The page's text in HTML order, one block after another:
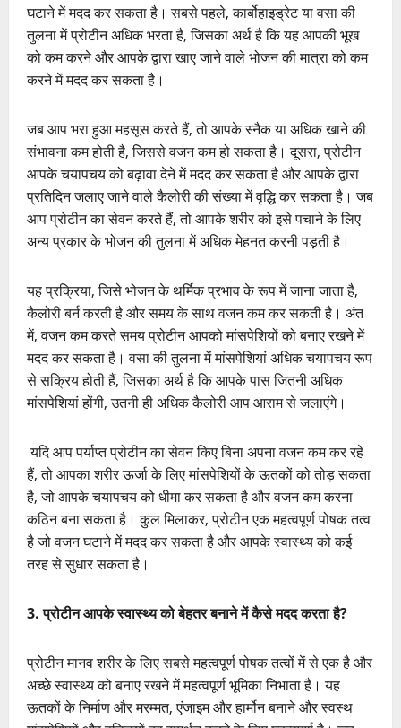
घटाने में मदद कर सकता है। सबसे पहले, कार्बोहाइड्रेट या वसा की
तुलना में प्रोटीन अधिक भरता है, जिसका अर्थ है कि यह आपकी भूख
को कम करने और आपके द्वारा खाए जाने वाले भोजन की मात्रा को कम
करने में मदद कर सकता है।
जब आप भरा हुआ महसूस करते हैं, तो आपके स्नैक या अधिक खाने की
संभावना कम होती है, जिससे वजन कम हो सकता है। दूसरा, प्रोटीन
आपके चयापचय को बढ़ावा देने में मदद कर सकता है और आपके द्वारा
प्रतिदिन जलाए जाने वाले कैलोरी की संख्या में वृद्धि कर सकता है। जब
आप प्रोटीन का सेवन करते हैं, तो आपके शरीर को इसे पचाने के लिए
अन्य प्रकार के भोजन की तुलना में अधिक मेहनत करनी पड़ती है।
यह प्रक्रिया, जिसे भोजन के थर्मिक प्रभाव के रूप में जाना जाता है,
कैलोरी बर्न करती है और समय के साथ वजन कम कर सकती है। अंत
में, वजन कम करते समय प्रोटीन आपको मांसपेशियों को बनाए रखने में
मदद कर सकता है। वसा की तुलना में मांसपेशियां अधिक चयापचय रूप
से सक्रिय होती हैं, जिसका अर्थ है कि आपके पास जितनी अधिक
मांसपेशियां होंगी, उतनी ही अधिक कैलोरी आप आराम से जलाएंगे।
यदि आप पर्याप्त प्रोटीन का सेवन किए बिना अपना वजन कम कर रहे
हैं, तो आपका शरीर ऊर्जा के लिए मांसपेशियों के ऊतकों को तोड़ सकता
है, जो आपके चयापचय को धीमा कर सकता है और वजन कम करना
कठिन बना सकता है। कुल मिलाकर, प्रोटीन एक महत्वपूर्ण पोषक तत्व
है जो वजन घटाने में मदद कर सकता है और आपके स्वास्थ्य को कई
तरह से सुधार सकता है।
3. प्रोटीन आपके स्वास्थ्य को बेहतर बनाने में कैसे मदद करता है?
प्रोटीन मानव शरीर के लिए सबसे महत्वपूर्ण पोषक तत्वों में से एक है और
अच्छे स्वास्थ्य को बनाए रखने में महत्वपूर्ण भूमिका निभाता है। यह
ऊतकों के निर्माण और मरम्मत, एंजाइम और हार्मोन बनाने और स्वस्थ